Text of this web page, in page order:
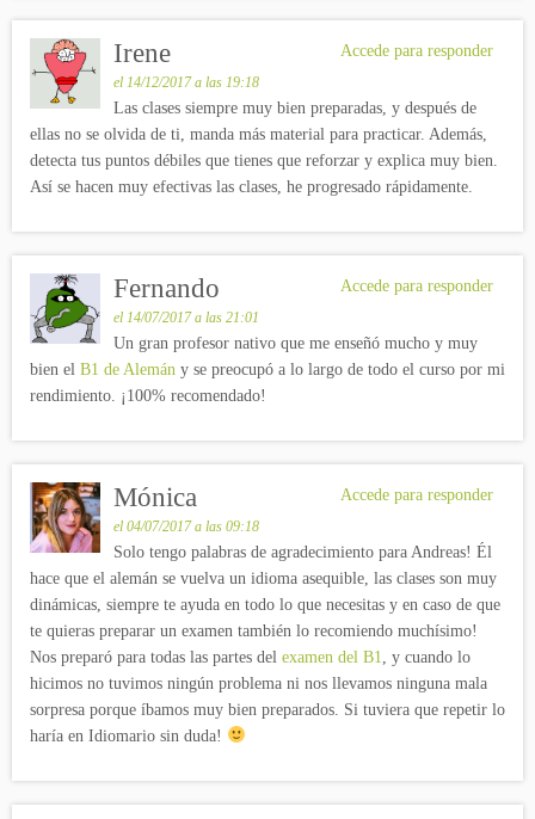
Accede para responder
Irene
el 14/12/2017 a las 19:18
Las clases siempre muy bien preparadas, y después de
ellas no se olvida de ti, manda más material para practicar. Además,
detecta tus puntos débiles que tienes que reforzar y explica muy bien.
Así se hacen muy efectivas las clases, he progresado rápidamente.
Accede para responder
Fernando
el 14/07/2017 a las 21:01
Un gran profesor nativo que me enseñó mucho y muy
bien el B1 de Alemán y se preocupó a lo largo de todo el curso por mi
rendimiento. ¡100% recomendado!
Accede para responder
Mónica
el 04/07/2017 a las 09:18
Solo tengo palabras de agradecimiento para Andreas! Él
hace que el alemán se vuelva un idioma asequible, las clases son muy
dinámicas, siempre te ayuda en todo lo que necesitas y en caso de que
te quieras preparar un examen también lo recomiendo muchísimo!
Nos preparó para todas las partes del examen del B1, y cuando lo
hicimos no tuvimos ningún problema ni nos llevamos ninguna mala
sorpresa porque íbamos muy bien preparados. Si tuviera que repetir lo
haría en Idiomario sin duda!